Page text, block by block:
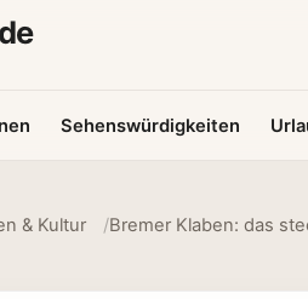
Sehenswürdigkeiten
& Kultur Bremer Klaben: das